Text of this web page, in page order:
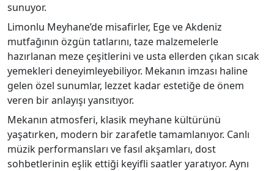
sunuyor.
Limonlu Meyhane’de misafirler, Ege ve Akdeniz
mutfağının özgün tatlarını, taze malzemelerle
hazırlanan meze çeşitlerini ve usta ellerden çıkan sıcak
yemekleri deneyimleyebiliyor. Mekanın imzası haline
gelen özel sunumlar, lezzet kadar estetiğe de önem
veren bir anlayışı yansıtıyor.
Mekanın atmosferi, klasik meyhane kültürünü
yaşatırken, modern bir zarafetle tamamlanıyor. Canlı
müzik performansları ve fasıl akşamları, dost
sohbetlerinin eşlik ettiği keyifli saatler yaratıyor. Aynı